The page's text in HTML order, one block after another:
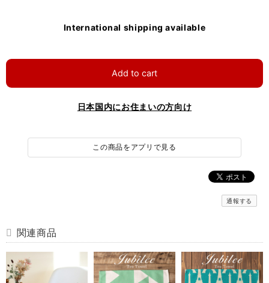
International shipping available
Add to cart
日本国内にお住まいの方向け
この商品をアプリで見る
通報する
関連商品